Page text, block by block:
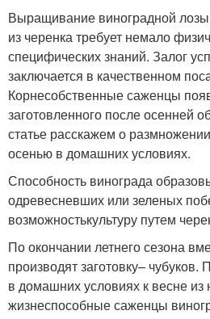
Выращивание виноградной
из черенка требует немало
специфических знаний. Залог
заключается в качественном
Корнесобственные саженцы
заготовленного после осенней
статье расскажем о
осенью в домашних условиях.
Способность винограда
одревесневших или зеленых
возможностькультуру путем
По окончании летнего сезона
производят заготовку–
в домашних условиях к весне
жизнеспособные саженцы